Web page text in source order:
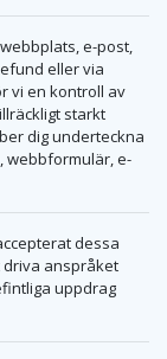
e-post,
eller via
vi en kontroll av
starkt
dig underteckna
webbformulär, e-
dessa
anspråket
uppdrag